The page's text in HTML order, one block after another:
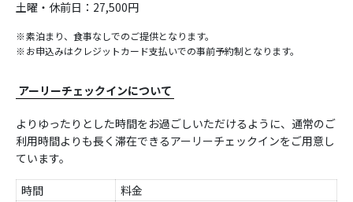
土曜・休前日：27,500円
素泊まり、食事なしでのご提供となります。
お申込みはクレジットカード支払いでの事前予約制となります。
アーリーチェックインについて
よりゆったりとした時間をお過ごしいただけるように、通常のご
利用時間よりも長く滞在できるアーリーチェックインをご用意し
ています。
時間 料金